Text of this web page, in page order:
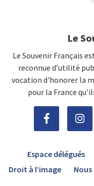
Le
Le Souvenir Français
reconnue d’utilité
vocation d'honorer la
pour la France
Espace délégués
Droit à l’image